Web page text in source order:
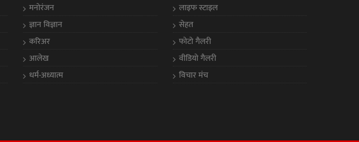
मनोरंजन
ज्ञान विज्ञान
करिअर
आलेख
धर्म-अध्यात्म
लाइफ स्टाइल
सेहत
फोटो गैलरी
वीडियो गैलरी
विचार मंच